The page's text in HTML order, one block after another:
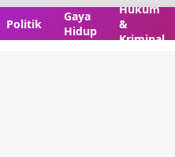
Politik
Gaya
Hidup
Hukum
&
Kriminal